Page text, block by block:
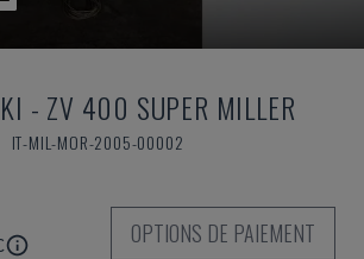
- ZV 400 SUPER MILLER
IT-MIL-MOR-2005-00002
OPTIONS DE PAIEMENT